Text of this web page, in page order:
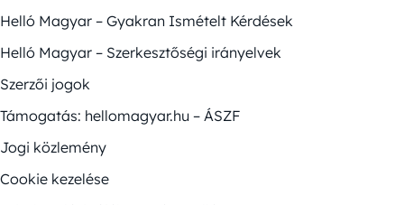
Helló Magyar – Gyakran Ismételt Kérdések
Helló Magyar – Szerkesztőségi irányelvek
Szerzői jogok
Támogatás: hellomagyar.hu – ÁSZF
Jogi közlemény
Cookie kezelése